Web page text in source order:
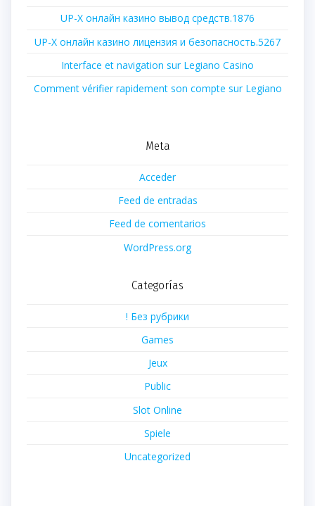
UP-X онлайн казино вывод средств.1876
UP-X онлайн казино лицензия и безопасность.5267
Interface et navigation sur Legiano Casino
Comment vérifier rapidement son compte sur Legiano
Meta
Acceder
Feed de entradas
Feed de comentarios
WordPress.org
Categorías
! Без рубрики
Games
Jeux
Public
Slot Online
Spiele
Uncategorized